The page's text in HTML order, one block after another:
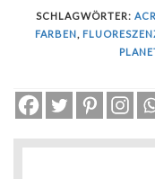
SCHLAGWÖRTER:
FARBEN,